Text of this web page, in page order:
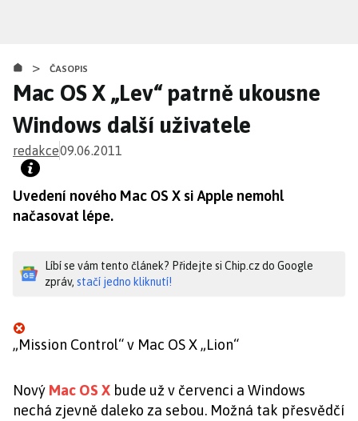
obsahu
> ČASOPIS
Mac OS X „Lev“ patrně ukousne
Windows další uživatele
redakce09.06.2011
Uvedení nového Mac OS X si Apple nemohl
načasovat lépe.
Líbí se vám tento článek? Přidejte si Chip.cz do Google
zpráv, stačí jedno kliknutí!
„Mission Control“ v Mac OS X „Lion“
Nový Mac OS X bude už v červenci a Windows
nechá zjevně daleko za sebou. Možná tak přesvědčí